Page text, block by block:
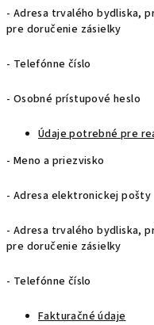
- Adresa trvalého bydliska,
pre doručenie zásielky
- Telefónne číslo
- Osobné prístupové heslo
Údaje potrebné pre
- Meno a priezvisko
- Adresa elektronickej pošty
- Adresa trvalého bydliska,
pre doručenie zásielky
- Telefónne číslo
Fakturačné údaje